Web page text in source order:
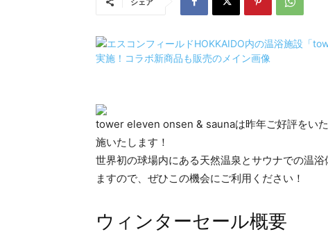
tower eleven onsen & saunaは昨年ご好評をい
施いたします！
世界初の球場内にある天然温泉とサウナでの温
ますので、ぜひこの機会にご利用ください！
ウィンターセール概要